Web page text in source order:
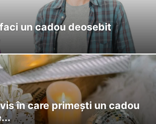
un cadou deosebit
în care primești un cadou